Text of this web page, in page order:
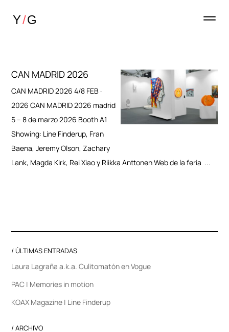
CAN MADRID 2026
CAN MADRID 2026 4/8 FEB ·
2026 CAN MADRID 2026 madrid
5 – 8 de marzo 2026 Booth A1
Showing: Line Finderup, Fran
Baena, Jeremy Olson, Zachary
Lank, Magda Kirk, Rei Xiao y Riikka Anttonen Web de la feria ...
/ ÚLTIMAS ENTRADAS
Laura Lagraña a.k.a. Culitomatón en Vogue
PAC | Memories in motion
KOAX Magazine | Line Finderup
/ ARCHIVO